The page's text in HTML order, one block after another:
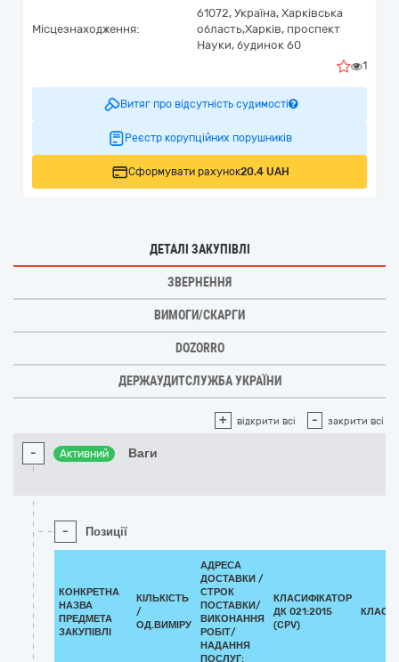
Місцезнаходження:
61072, Україна, Харківська
область,Харків, проспект
Науки, будинок 60
1
Витяг про відсутність судимості
Реєстр корупційних порушників
Сформувати рахунок20.4 UAH
ДЕТАЛІ ЗАКУПІВЛІ
ЗВЕРНЕННЯ
ВИМОГИ/СКАРГИ
DOZORRO
ДЕРЖАУДИТСЛУЖБА УКРАЇНИ
+ відкрити всі - закрити всі
- Активний Ваги
- Позиції
КОНКРЕТНА
НАЗВА
ПРЕДМЕТА
ЗАКУПІВЛІ
КІЛЬКІСТЬ
/
ОД.ВИМІРУ
АДРЕСА
ДОСТАВКИ /
СТРОК
ПОСТАВКИ/
ВИКОНАННЯ
РОБІТ/
НАДАННЯ
ПОСЛУГ:
КЛАСИФІКАТОР
ДК 021:2015
(CPV)